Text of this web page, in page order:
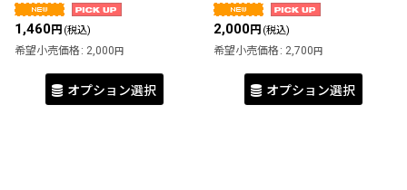
1,460円 (税込)
希望小売価格 : 2,000 円
オプション選択
2,000円 (税込)
希望小売価格 : 2,700 円
オプション選択